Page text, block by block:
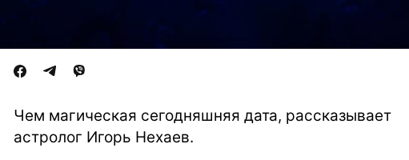
Чем магическая сегодняшняя дата, рассказывает
астролог Игорь Нехаев.